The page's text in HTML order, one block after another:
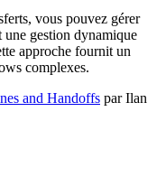
vous pouvez gérer
une gestion dynamique
approche fournit un
complexes.
and Handoffs par Ilan